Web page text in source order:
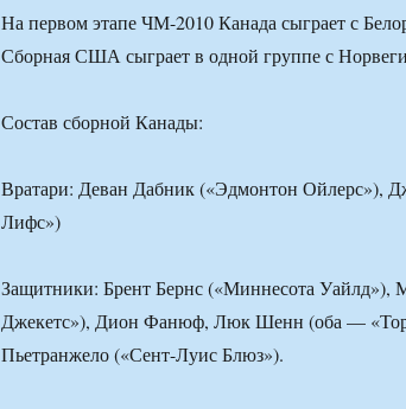
На первом этапе ЧМ-2010 Канада сыграет с
Сборная США сыграет в одной группе с
Состав сборной Канады:
Вратари: Деван Дабник («Эдмонтон Ойлерс»),
Лифс»)
Защитники: Брент Бернс («Миннесота Уайлд»),
Джекетс»), Дион Фанюф, Люк Шенн (оба —
Пьетранжело («Сент-Луис Блюз»).